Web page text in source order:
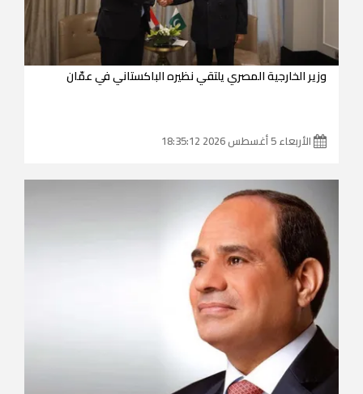
وزير الخارجية المصري يلتقي نظيره الباكستاني في عمّان
الأربعاء 5 أغسطس 2026 18:35:12